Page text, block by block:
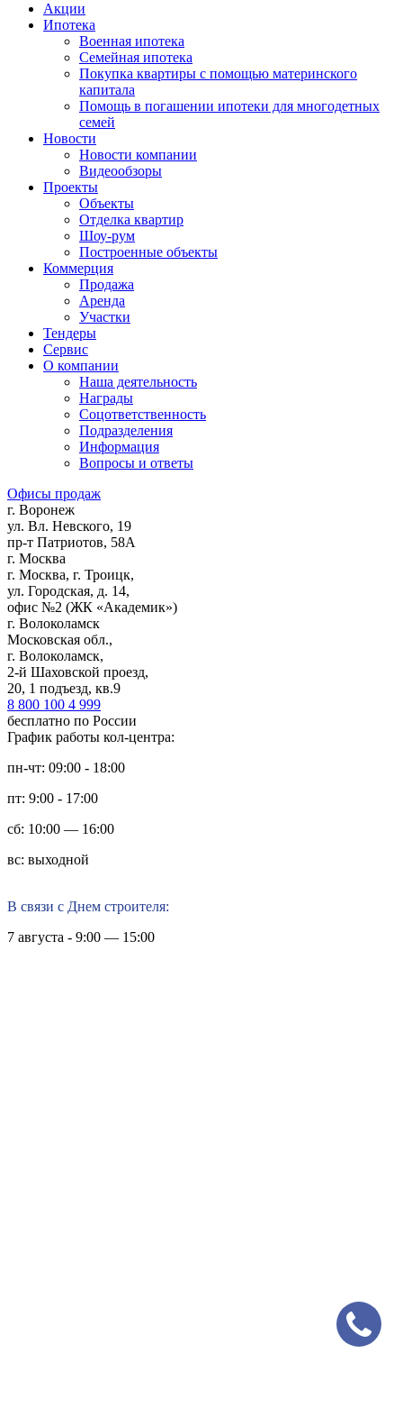
Акции
Ипотека
Военная ипотека
Семейная ипотека
Покупка квартиры с помощью материнского
капитала
Помощь в погашении ипотеки для многодетных
семей
Новости
Новости компании
Видеообзоры
Проекты
Объекты
Отделка квартир
Шоу-рум
Построенные объекты
Коммерция
Продажа
Аренда
Участки
Тендеры
Сервис
О компании
Наша деятельность
Награды
Соцответственность
Подразделения
Информация
Вопросы и ответы
Офисы продаж
г. Воронеж
ул. Вл. Невского, 19
пр-т Патриотов, 58А
г. Москва
г. Москва, г. Троицк,
ул. Городская, д. 14,
офис №2 (ЖК «Академик»)
г. Волоколамск
Московская обл.,
г. Волоколамск,
2-й Шаховской проезд,
20, 1 подъезд, кв.9
8 800 100 4 999
бесплатно по России
График работы кол-центра:
пн-чт: 09:00 - 18:00
пт: 9:00 - 17:00
сб: 10:00 — 16:00
вс: выходной
В связи с Днем строителя:
7 августа - 9:00 — 15:00